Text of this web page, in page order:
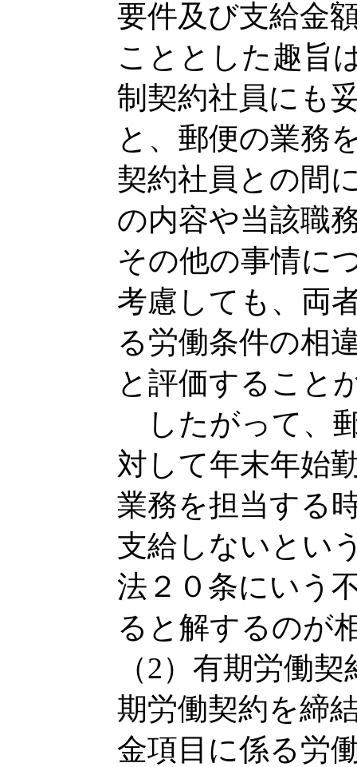
要件及び支給金
こととした趣旨
制契約社員にも
と、郵便の業務
契約社員との間
の内容や当該職
その他の事情に
考慮しても、両
る労働条件の相
と評価すること
したがって、
対して年末年始
業務を担当する
支給しないとい
法２０条にいう
ると解するのが
（2）有期労働
期労働契約を締
金項目に係る労